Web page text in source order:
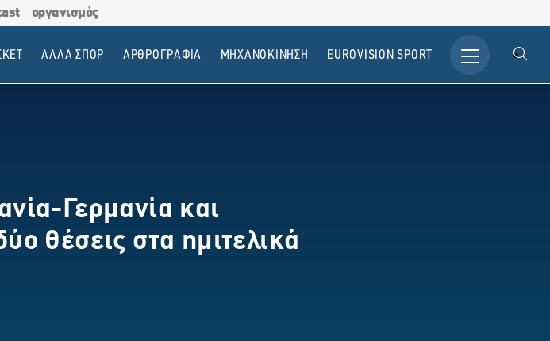
οργανισμός
ΑΛΛΑ ΣΠΟΡ ΑΡΘΡΟΓΡΑΦΙΑ ΜΗΧΑΝΟΚΙΝΗΣΗ ΕUROVISION SPORT
Γερμανία και
θέσεις στα ημιτελικά